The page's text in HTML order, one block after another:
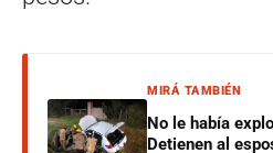
MIRÁ TAMBIÉN
No le había
Detienen al